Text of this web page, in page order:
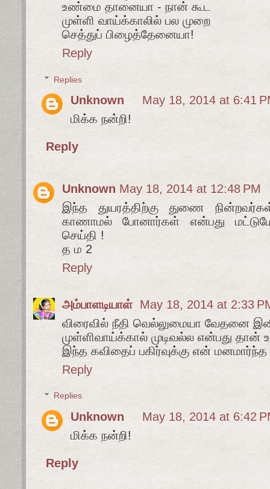
உண்மை தானையா - நான் கூட
முள்ளி வாய்க்காலில் பல முறை
செத்துப் பிழைத்தேனையா!
Reply
Replies
Unknown
May 18, 2014 at 6:41
மிக்க நன்றி!
Reply
Unknown May 18, 2014 at 12:48 PM
இந்த துயரத்திற்கு துணை
காணாமல் போனார்கள் என்பது
செய்தி !
த ம 2
Reply
அம்பாளடியாள் May 18, 2014 at 2:33
விரைவில் நீதி வெல்லுமையா வேதனை
முள்ளிவாய்க்கால் முடிவல்ல என்பது
இந்த கவிதைப் பகிர்வுக்கு என்
Reply
Replies
Unknown
May 18, 2014 at 6:42
மிக்க நன்றி!
Reply